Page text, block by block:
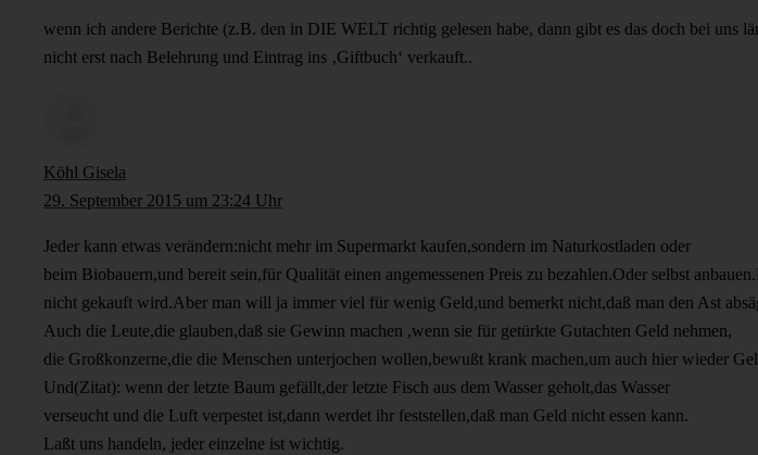
wenn ich andere Berichte (z.B. den in DIE WELT richtig gelesen habe, dann gibt es das doch bei uns
nicht erst nach Belehrung und Eintrag ins ‚Giftbuch‘ verkauft..
Köhl Gisela
29. September 2015 um 23:24 Uhr
Jeder kann etwas verändern:nicht mehr im Supermarkt kaufen,sondern im Naturkostladen oder
beim Biobauern,und bereit sein,für Qualität einen angemessenen Preis zu bezahlen.Oder selbst
nicht gekauft wird.Aber man will ja immer viel für wenig Geld,und bemerkt nicht,daß man den Ast
Auch die Leute,die glauben,daß sie Gewinn machen ,wenn sie für getürkte Gutachten Geld nehmen,
die Großkonzerne,die die Menschen unterjochen wollen,bewußt krank machen,um auch hier wieder
Und(Zitat): wenn der letzte Baum gefällt,der letzte Fisch aus dem Wasser geholt,das Wasser
verseucht und die Luft verpestet ist,dann werdet ihr feststellen,daß man Geld nicht essen kann.
Laßt uns handeln, jeder einzelne ist wichtig.